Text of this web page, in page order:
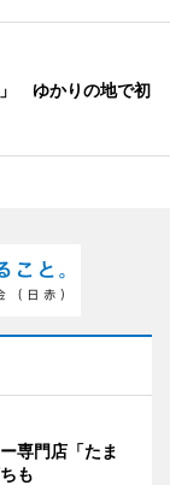
ゆかりの地で初
専門店「たま
も